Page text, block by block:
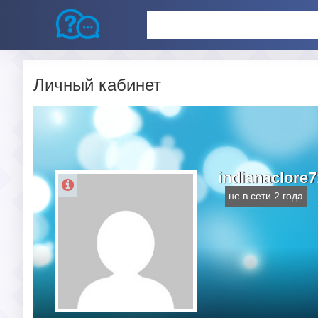
Личный кабинет
не в сети 2 года